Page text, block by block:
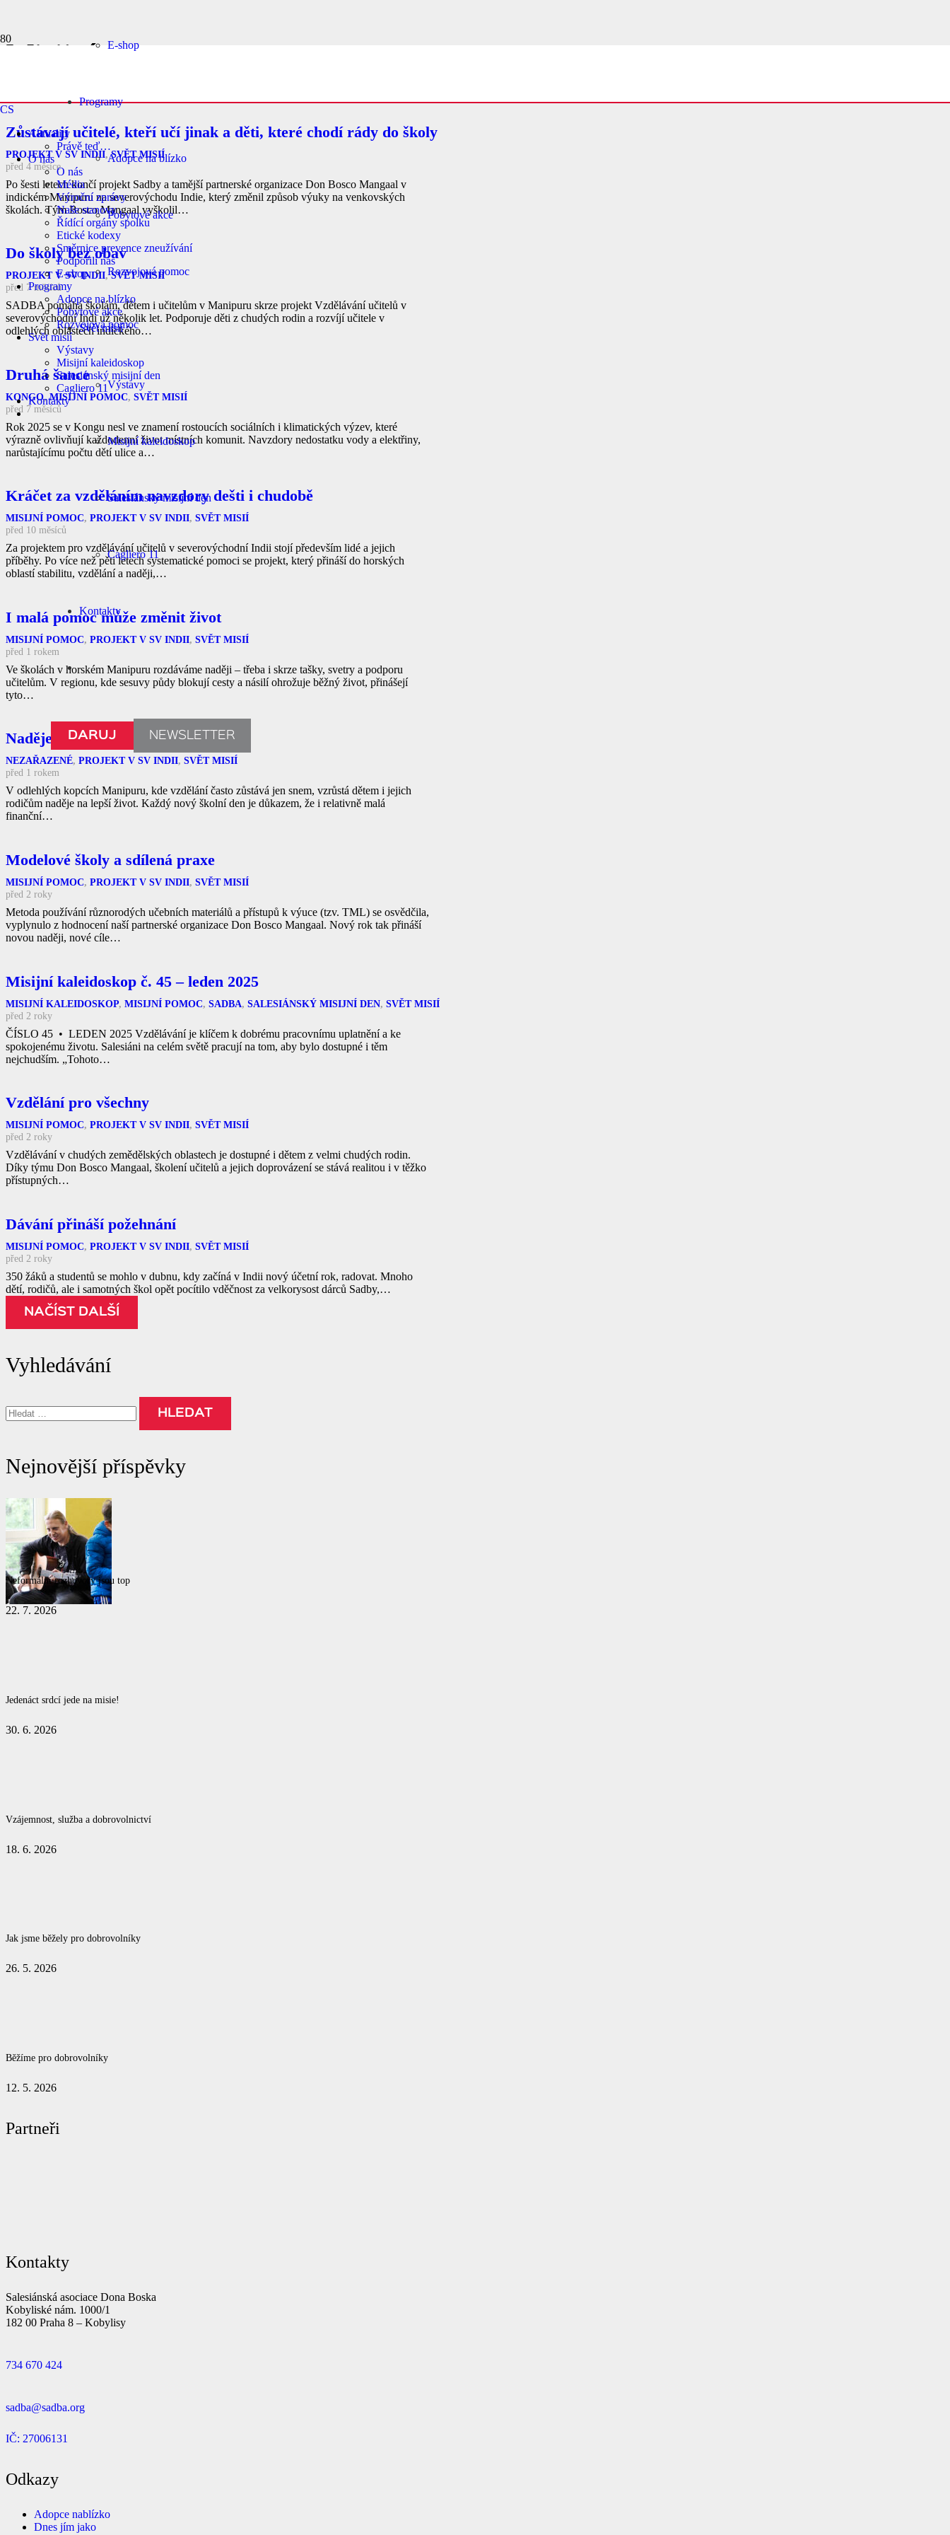
E-shop
Programy
Adopce na blízko
Pobytové akce
Rozvojová pomoc
Svět misií
Výstavy
Misijní kaleidoskop
Salesiánský misijní den
Cagliero 11
Kontakty
DARUJ NEWSLETTER
CS
Aktuality
Právě teď…
O nás
O nás
Média
Výroční zprávy
Naše stanovy
Řídící orgány spolku
Etické kodexy
Směrnice prevence zneužívání
Podpořili nás
E-shop
Programy
Adopce na blízko
Pobytové akce
Rozvojová pomoc
Svět misií
Výstavy
Misijní kaleidoskop
Salesiánský misijní den
Cagliero 11
Kontakty
Misijní pomoc
Zůstávají učitelé, kteří učí jinak a děti, které chodí rády do školy
PROJEKT V SV INDII,SVĚT MISIÍ
před 4 měsíce
Po šesti letech končí projekt Sadby a tamější partnerské organizace Don Bosco Mangaal v
indickém Manipuru na severovýchodu Indie, který změnil způsob výuky na venkovských
školách. Tým Bosco Mangaal vyškolil…
Do školy bez obav
PROJEKT V SV INDII,SVĚT MISIÍ
před 7 měsíců
SADBA pomáhá školám, dětem i učitelům v Manipuru skrze projekt Vzdělávání učitelů v
severovýchodní Indi už několik let. Podporuje děti z chudých rodin a rozvíjí učitele v
odlehlých oblastech indického…
Druhá šance
KONGO,MISIJNÍ POMOC, SVĚT MISIÍ
před 7 měsíců
Rok 2025 se v Kongu nesl ve znamení rostoucích sociálních i klimatických výzev, které
výrazně ovlivňují každodenní život místních komunit. Navzdory nedostatku vody a elektřiny,
narůstajícímu počtu dětí ulice a…
Kráčet za vzděláním navzdory dešti i chudobě
MISIJNÍ POMOC, PROJEKT V SV INDII, SVĚT MISIÍ
před 10 měsíců
Za projektem pro vzdělávání učitelů v severovýchodní Indii stojí především lidé a jejich
příběhy. Po více než pěti letech systematické pomoci se projekt, který přináší do horských
oblastí stabilitu, vzdělání a naději,…
I malá pomoc může změnit život
MISIJNÍ POMOC, PROJEKT V SV INDII, SVĚT MISIÍ
před 1 rokem
Ve školách v horském Manipuru rozdáváme naději – třeba i skrze tašky, svetry a podporu
učitelům. V regionu, kde sesuvy půdy blokují cesty a násilí ohrožuje běžný život, přinášejí
tyto…
Naděje roste s každým úsměvem
NEZAŘAZENÉ, PROJEKT V SV INDII, SVĚT MISIÍ
před 1 rokem
V odlehlých kopcích Manipuru, kde vzdělání často zůstává jen snem, vzrůstá dětem i jejich
rodičům naděje na lepší život. Každý nový školní den je důkazem, že i relativně malá
finanční…
Modelové školy a sdílená praxe
MISIJNÍ POMOC, PROJEKT V SV INDII, SVĚT MISIÍ
před 2 roky
Metoda používání různorodých učebních materiálů a přístupů k výuce (tzv. TML) se osvědčila,
vyplynulo z hodnocení naší partnerské organizace Don Bosco Mangaal. Nový rok tak přináší
novou naději, nové cíle…
Misijní kaleidoskop č. 45 – leden 2025
MISIJNÍ KALEIDOSKOP, MISIJNÍ POMOC, SADBA, SALESIÁNSKÝ MISIJNÍ DEN, SVĚT MISIÍ
před 2 roky
ČÍSLO 45 • LEDEN 2025 Vzdělávání je klíčem k dobrému pracovnímu uplatnění a ke
spokojenému životu. Salesiáni na celém světě pracují na tom, aby bylo dostupné i těm
nejchudším. „Tohoto…
Vzdělání pro všechny
MISIJNÍ POMOC, PROJEKT V SV INDII, SVĚT MISIÍ
před 2 roky
Vzdělávání v chudých zemědělských oblastech je dostupné i dětem z velmi chudých rodin.
Díky týmu Don Bosco Mangaal, školení učitelů a jejich doprovázení se stává realitou i v těžko
přístupných…
Dávání přináší požehnání
MISIJNÍ POMOC, PROJEKT V SV INDII, SVĚT MISIÍ
před 2 roky
350 žáků a studentů se mohlo v dubnu, kdy začíná v Indii nový účetní rok, radovat. Mnoho
dětí, rodičů, ale i samotných škol opět pocítilo vděčnost za velkorysost dárců Sadby,…
NAČÍST DALŠÍ
Vyhledávání
Nejnovější příspěvky
Neformální rozhovory jsou top
22. 7. 2026
Jedenáct srdcí jede na misie!
30. 6. 2026
Vzájemnost, služba a dobrovolnictví
18. 6. 2026
Jak jsme běžely pro dobrovolníky
26. 5. 2026
Běžíme pro dobrovolníky
12. 5. 2026
Partneři
Kontakty
Salesiánská asociace Dona Boska
Kobyliské nám. 1000/1
182 00 Praha 8 – Kobylisy
734 670 424
sadba@sadba.org
IČ: 27006131
Odkazy
Adopce nablízko
Dnes jím jako